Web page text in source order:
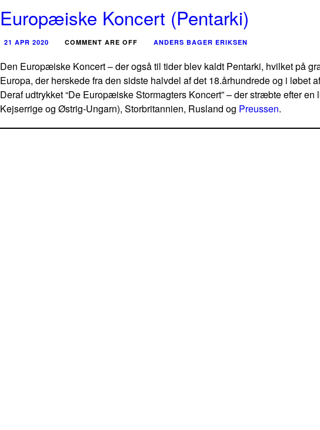
Europæiske Koncert (Pentarki)
21 APR 2020 COMMENT ARE OFF ANDERS BAGER ERIKSEN
Den Europæiske Koncert – der også til tider blev kaldt Pentarki, hvilket på
Europa, der herskede fra den sidste halvdel af det 18.århundrede og i løbet
Deraf udtrykket “De Europæiske Stormagters Koncert” – der stræbte efter
Kejserrige og Østrig-Ungarn), Storbritannien, Rusland og Preussen.